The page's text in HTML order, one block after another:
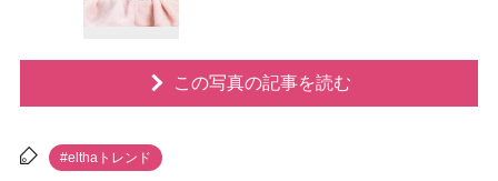
この写真の記事を読む
#elthaトレンド